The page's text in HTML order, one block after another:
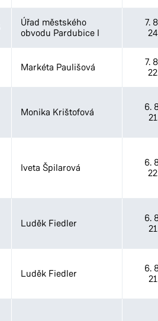
Stavební úřad
Úřad městského
obvodu Pardubice I
7.
Markéta Paulišová 7.
Monika Krištofová 6.
Iveta Špilarová 6.
Luděk Fiedler 6.
Luděk Fiedler 6.